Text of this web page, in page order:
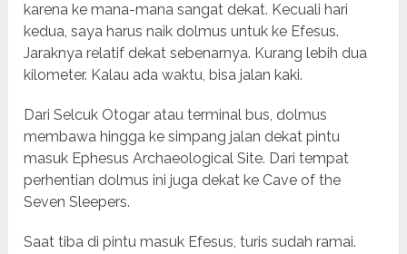
karena ke mana-mana sangat dekat. Kecuali hari
kedua, saya harus naik dolmus untuk ke Efesus.
Jaraknya relatif dekat sebenarnya. Kurang lebih dua
kilometer. Kalau ada waktu, bisa jalan kaki.
Dari Selcuk Otogar atau terminal bus, dolmus
membawa hingga ke simpang jalan dekat pintu
masuk Ephesus Archaeological Site. Dari tempat
perhentian dolmus ini juga dekat ke Cave of the
Seven Sleepers.
Saat tiba di pintu masuk Efesus, turis sudah ramai.